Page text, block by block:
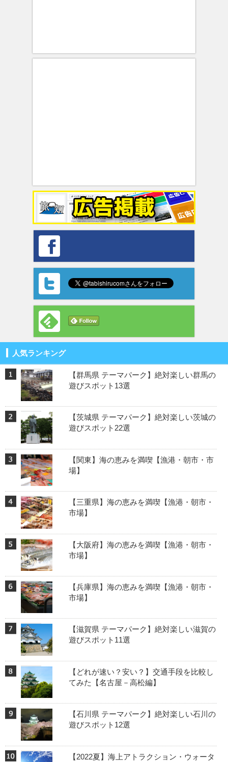
人気ランキング
【群馬県 テーマパーク】絶対楽しい群馬の
遊びスポット13選
【茨城県 テーマパーク】絶対楽しい茨城の
遊びスポット22選
【関東】海の恵みを満喫【漁港・朝市・市
場】
【三重県】海の恵みを満喫【漁港・朝市・
市場】
【大阪府】海の恵みを満喫【漁港・朝市・
市場】
【兵庫県】海の恵みを満喫【漁港・朝市・
市場】
【滋賀県 テーマパーク】絶対楽しい滋賀の
遊びスポット11選
【どれが速い？安い？】交通手段を比較し
てみた【名古屋－高松編】
【石川県 テーマパーク】絶対楽しい石川の
遊びスポット12選
【2022夏】海上アトラクション・ウォータ